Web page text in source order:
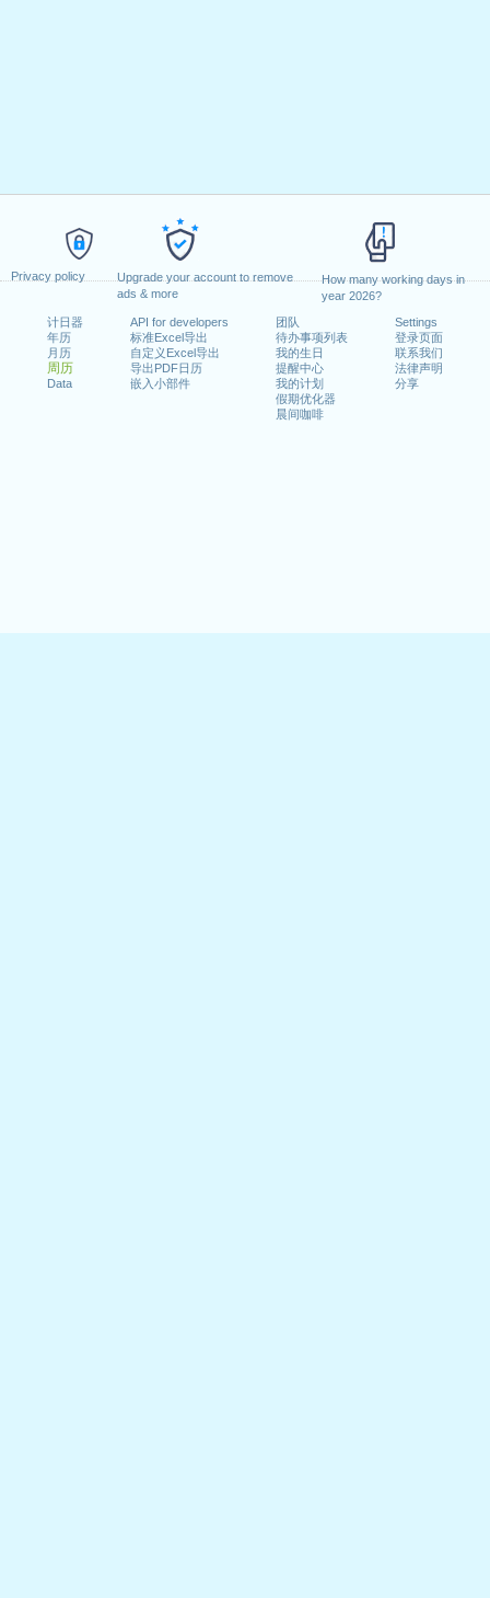
Privacy policy
Upgrade your account to remove
ads & more
How many working days in
year 2026?
计日器
年历
月历
周历
Data
API for developers
标准Excel导出
自定义Excel导出
导出PDF日历
嵌入小部件
团队
待办事项列表
我的生日
提醒中心
我的计划
假期优化器
晨间咖啡
Settings
登录页面
联系我们
法律声明
分享